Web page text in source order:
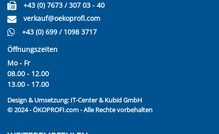
+43 (0) 7673 / 307 03 - 40
verkauf@oekoprofi.com
+43 (0) 699 / 1098 3717
Öffnungszeiten
Mo - Fr
08.00 - 12.00
13.00 - 17.00
Design & Umsetzung: IT-Center & Kubid GmbH
© 2024 - ÖKOPROFI.com - Alle Rechte vorbehalten